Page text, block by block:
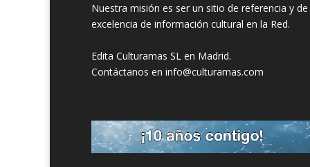
Nuestra misión es ser un sitio de referencia y de
excelencia de información cultural en la Red.
Edita Culturamas SL en Madrid.
Contáctanos en info@culturamas.com